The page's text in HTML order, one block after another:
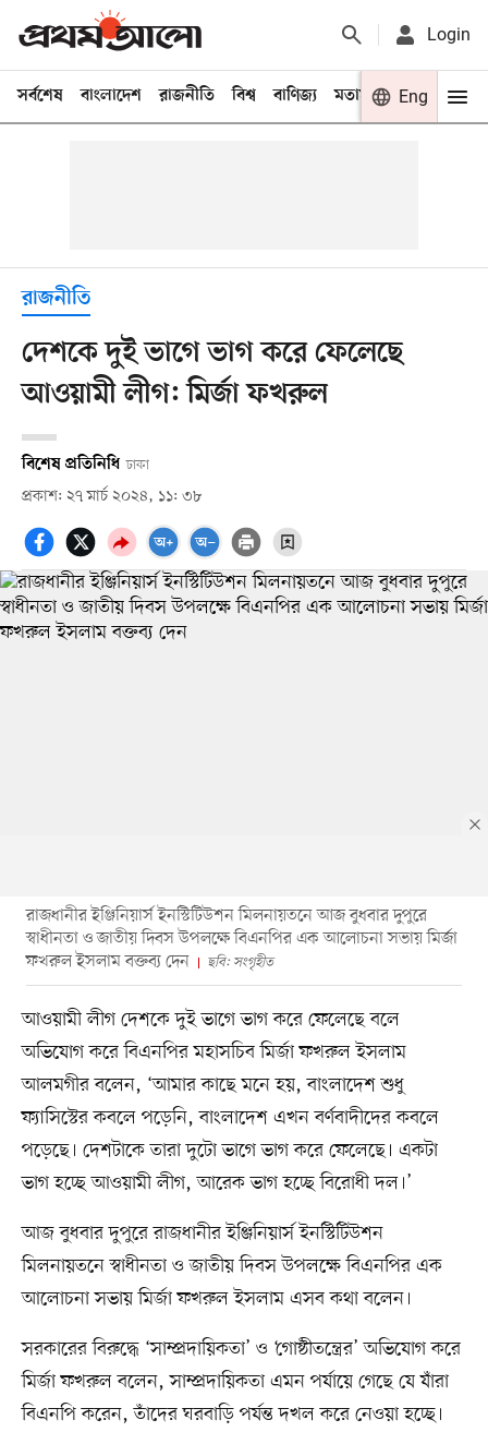
Login
সর্বশেষ বাংলাদেশ রাজনীতি বিশ্ব বাণিজ্য মতামত খেলা
Eng
রাজনীতি
দেশকে দুই ভাগে ভাগ করে ফেলেছে
আওয়ামী লীগ: মির্জা ফখরুল
বিশেষ প্রতিনিধি ঢাকা
প্রকাশ: ২৭ মার্চ ২০২৪, ১১: ৩৮
রাজধানীর ইঞ্জিনিয়ার্স ইনস্টিটিউশন মিলনায়তনে আজ বুধবার দুপুরে
স্বাধীনতা ও জাতীয় দিবস উপলক্ষে বিএনপির এক আলোচনা সভায় মির্জা
ফখরুল ইসলাম বক্তব্য দেন
ছবি: সংগৃহীত
আওয়ামী লীগ দেশকে দুই ভাগে ভাগ করে ফেলেছে বলে
অভিযোগ করে বিএনপির মহাসচিব মির্জা ফখরুল ইসলাম
আলমগীর বলেন, ‘আমার কাছে মনে হয়, বাংলাদেশ শুধু
ফ্যাসিস্টের কবলে পড়েনি, বাংলাদেশ এখন বর্ণবাদীদের কবলে
পড়েছে। দেশটাকে তারা দুটো ভাগে ভাগ করে ফেলেছে। একটা
ভাগ হচ্ছে আওয়ামী লীগ, আরেক ভাগ হচ্ছে বিরোধী দল।’
আজ বুধবার দুপুরে রাজধানীর ইঞ্জিনিয়ার্স ইনস্টিটিউশন
মিলনায়তনে স্বাধীনতা ও জাতীয় দিবস উপলক্ষে বিএনপির এক
আলোচনা সভায় মির্জা ফখরুল ইসলাম এসব কথা বলেন।
সরকারের বিরুদ্ধে ‘সাম্প্রদায়িকতা’ ও ‘গোষ্ঠীতন্ত্রের’ অভিযোগ করে
মির্জা ফখরুল বলেন, সাম্প্রদায়িকতা এমন পর্যায়ে গেছে যে যাঁরা
বিএনপি করেন, তাঁদের ঘরবাড়ি পর্যন্ত দখল করে নেওয়া হচ্ছে।